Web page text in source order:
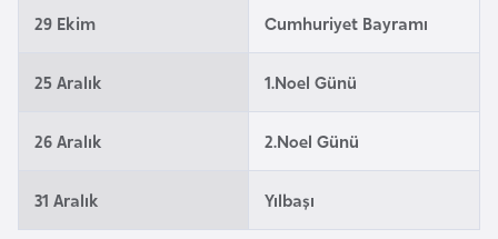
29 Ekim Cumhuriyet Bayramı
25 Aralık 1.Noel Günü
26 Aralık 2.Noel Günü
31 Aralık Yılbaşı
s
B
l
i
k